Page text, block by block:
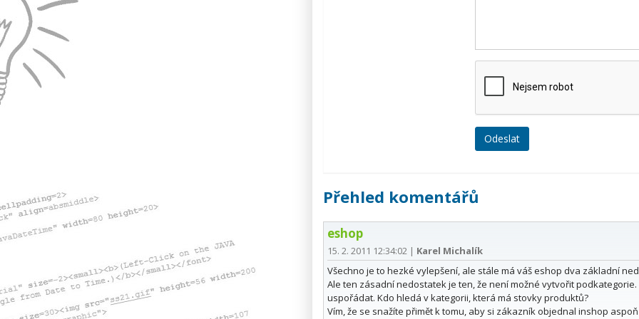
Přehled komentářů
eshop
15. 2. 2011 12:34:02 | Karel Michalík
Všechno je to hezké vylepšení, ale stále má váš eshop dva základní
Ale ten zásadní nedostatek je ten, že není možné vytvořit
uspořádat. Kdo hledá v kategorii, která má stovky produktů?
Vím, že se snažíte přimět k tomu, aby si zákazník objednal inshop